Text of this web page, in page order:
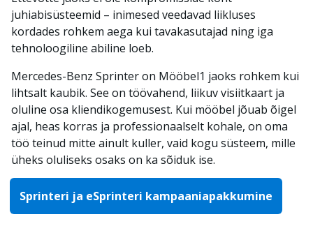
juhiabisüsteemid – inimesed veedavad liikluses
kordades rohkem aega kui tavakasutajad ning iga
tehnoloogiline abiline loeb.
Mercedes-Benz Sprinter on Mööbel1 jaoks rohkem kui
lihtsalt kaubik. See on töövahend, liikuv visiitkaart ja
oluline osa kliendikogemusest. Kui mööbel jõuab õigel
ajal, heas korras ja professionaalselt kohale, on oma
töö teinud mitte ainult kuller, vaid kogu süsteem, mille
üheks oluliseks osaks on ka sõiduk ise.
Sprinteri ja eSprinteri kampaaniapakkumine